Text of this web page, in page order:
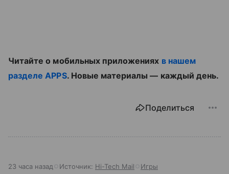
Читайте о мобильных приложениях в нашем
разделе APPS. Новые материалы — каждый день.
Поделиться
23 часа назад Источник: Hi-Tech Mail Игры